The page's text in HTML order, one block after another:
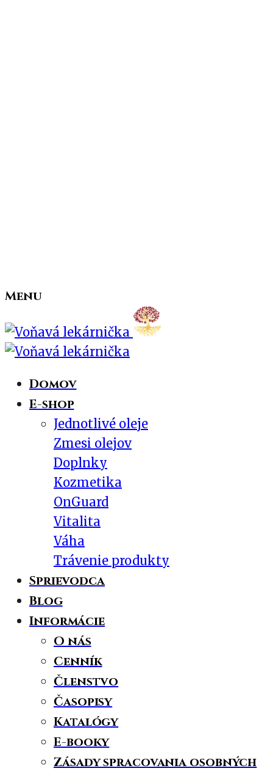
Menu
Domov
E-shop
Jednotlivé oleje
Zmesi olejov
Doplnky
Kozmetika
OnGuard
Vitalita
Váha
Trávenie produkty
Sprievodca
Blog
Informácie
O nás
Cenník
Členstvo
Časopisy
Katalógy
E-booky
Zásady spracovania osobných